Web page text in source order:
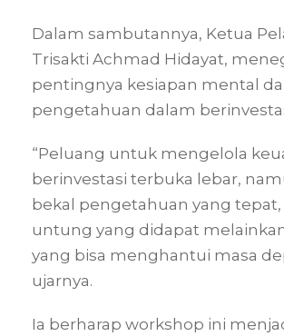
Dalam sambutannya, Ketua
Trisakti Achmad Hidayat,
pentingnya kesiapan mental
pengetahuan dalam
“Peluang untuk mengelola
berinvestasi terbuka lebar,
bekal pengetahuan yang tepat,
untung yang didapat
yang bisa menghantui masa
ujarnya.
Ia berharap workshop ini